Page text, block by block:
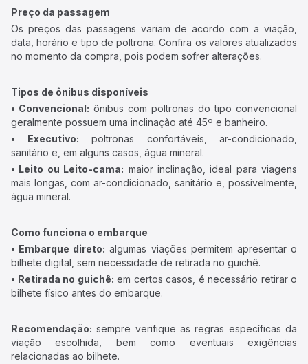
Preço da passagem
Os preços das passagens variam de acordo com a viação,
data, horário e tipo de poltrona. Confira os valores atualizados
no momento da compra, pois podem sofrer alterações.
Tipos de ônibus disponíveis
• Convencional: ônibus com poltronas do tipo convencional
geralmente possuem uma inclinação até 45º e banheiro.
• Executivo: poltronas confortáveis, ar-condicionado,
sanitário e, em alguns casos, água mineral.
• Leito ou Leito-cama: maior inclinação, ideal para viagens
mais longas, com ar-condicionado, sanitário e, possivelmente,
água mineral.
Como funciona o embarque
• Embarque direto: algumas viações permitem apresentar o
bilhete digital, sem necessidade de retirada no guichê.
• Retirada no guichê: em certos casos, é necessário retirar o
bilhete físico antes do embarque.
Recomendação: sempre verifique as regras específicas da
viação escolhida, bem como eventuais exigências
relacionadas ao bilhete.